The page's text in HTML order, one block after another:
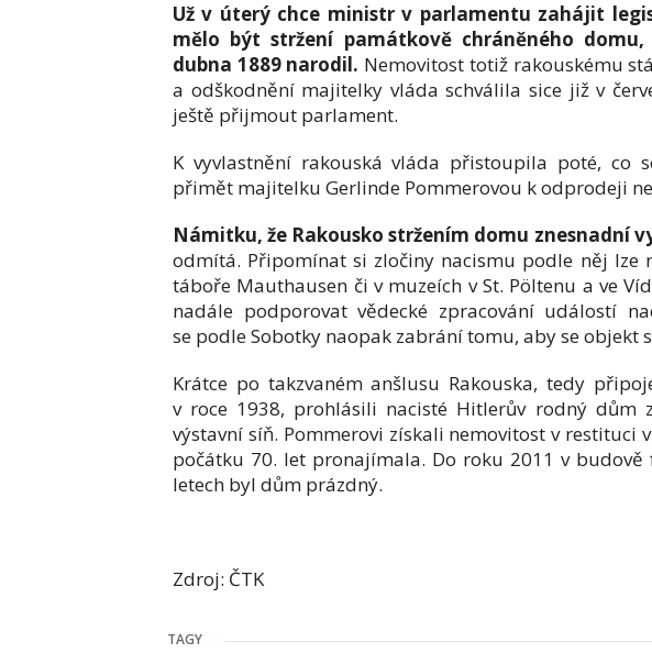
Už v úterý chce ministr v parlamentu zahájit
mělo být stržení památkově chráněného
dubna 1889 narodil. Nemovitost totiž rakouskému
a odškodnění majitelky vláda schválila sice již v
ještě přijmout parlament.
K vyvlastnění rakouská vláda přistoupila poté, co
přimět majitelku Gerlinde Pommerovou k odprodeji
Námitku, že Rakousko stržením domu znesnadní
odmítá. Připomínat si zločiny nacismu podle něj lze
táboře Mauthausen či v muzeích v St. Pöltenu a ve
nadále podporovat vědecké zpracování událostí
se podle Sobotky naopak zabrání tomu, aby se objekt
Krátce po takzvaném anšlusu Rakouska, tedy
v roce 1938, prohlásili nacisté Hitlerův rodný dům
výstavní síň. Pommerovi získali nemovitost v restituci
počátku 70. let pronajímala. Do roku 2011 v
letech byl dům prázdný.
Zdroj: ČTK
TAGY